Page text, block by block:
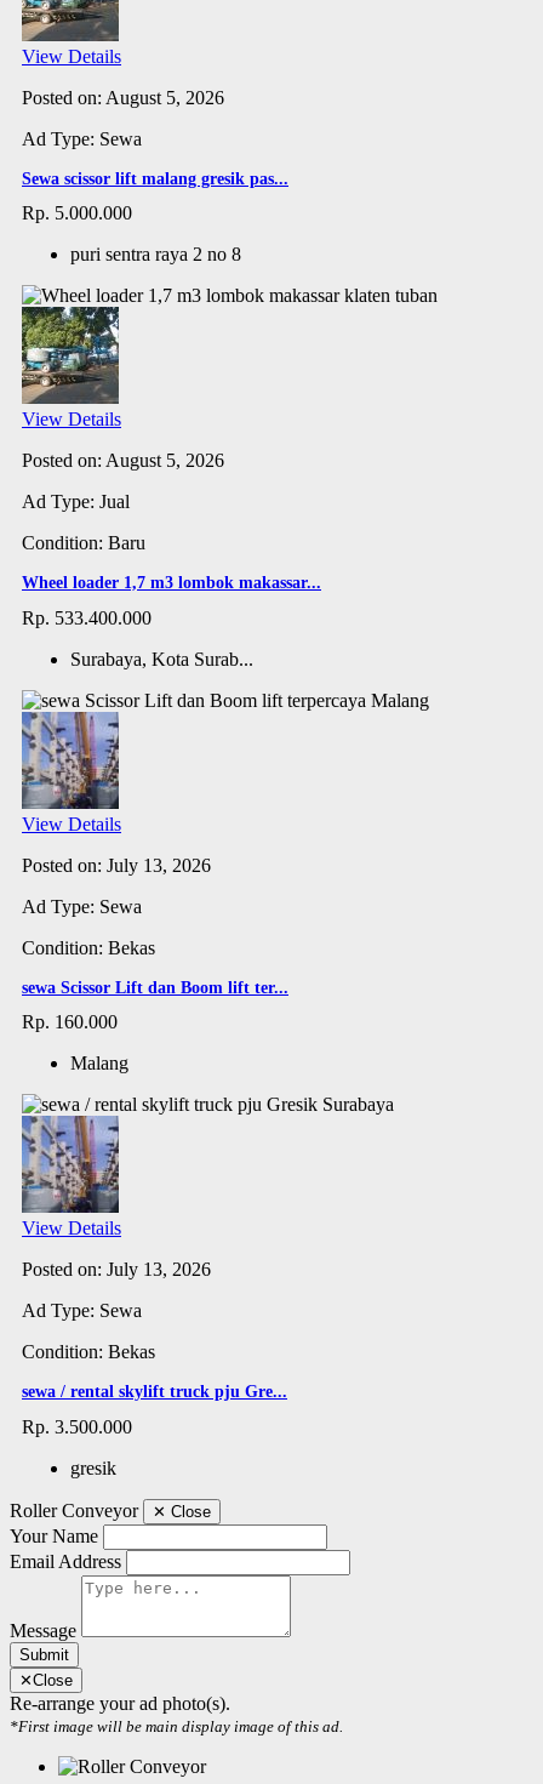
View Details
Posted on: August 5, 2026
Ad Type: Sewa
Sewa scissor lift malang gresik pas...
Rp. 5.000.000
puri sentra raya 2 no 8
View Details
Posted on: August 5, 2026
Ad Type: Jual
Condition: Baru
Wheel loader 1,7 m3 lombok makassar...
Rp. 533.400.000
Surabaya, Kota Surab...
View Details
Posted on: July 13, 2026
Ad Type: Sewa
Condition: Bekas
sewa Scissor Lift dan Boom lift ter...
Rp. 160.000
Malang
View Details
Posted on: July 13, 2026
Ad Type: Sewa
Condition: Bekas
sewa / rental skylift truck pju Gre...
Rp. 3.500.000
gresik
Roller Conveyor ✕ Close
Your Name
Email Address
Message
Submit
✕Close
Re-arrange your ad photo(s).
*First image will be main display image of this ad.